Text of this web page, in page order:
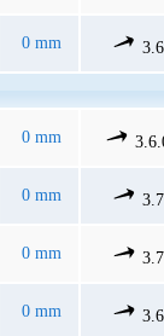
0 mm
0 mm
0 mm
0 mm
0 mm